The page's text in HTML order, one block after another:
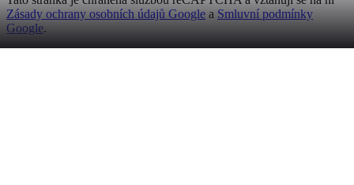
Zásady ochrany osobních údajů Google a Smluvní podmínky
Google.